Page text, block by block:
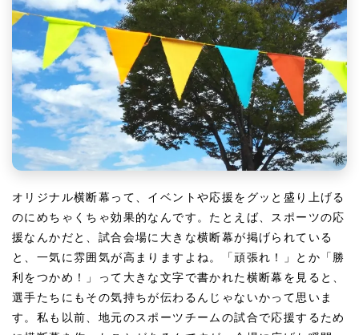
6.横断幕サイズとレイアウトの選び方｜最適な
サイズを決める方法
7.印刷方法を選ぼう！自宅でDIY vs 業者に注
文｜それぞれのメリット・デメリット
8.設置方法を考える｜簡単にできる取り付けの
コツとアイデア
9.オリジナル横断幕を実際に作ってみよう！成
功例と失敗しないためのチェックリスト
10.まとめ｜オリジナル横断幕でイベントや応援
をもっと楽しもう！
オリジナル横断幕 って、イベントや応援をグッと盛り上げる
のにめちゃくちゃ効果的なんです。たとえば、スポーツの応
援なんかだと、試合会場に大きな横断幕が掲げられている
と、一気に雰囲気が高まりますよね。「頑張れ！」とか「勝
利をつかめ！」って大きな文字で書かれた横断幕を見ると、
選手たちにもその気持ちが伝わるんじゃないかって思いま
す。私も以前、地元のスポーツチームの試合で応援するため